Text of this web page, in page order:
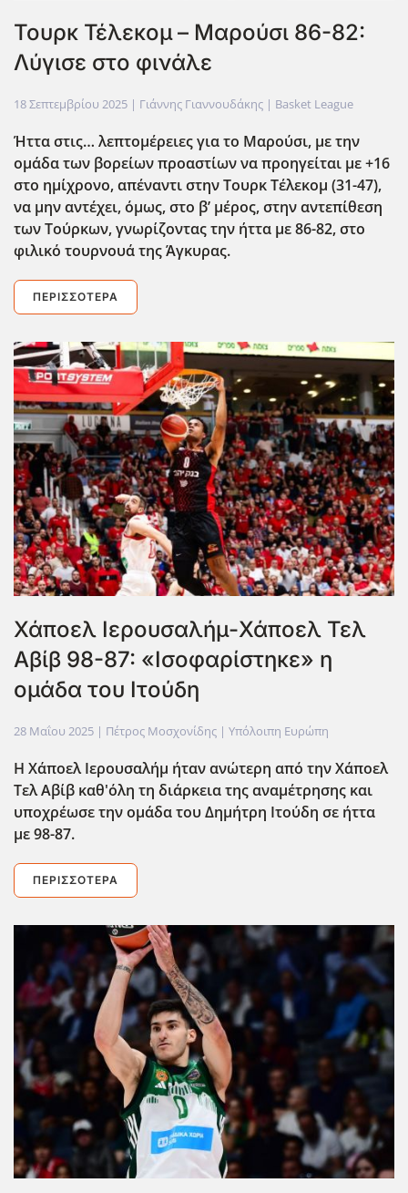
Τουρκ Τέλεκομ – Μαρούσι 86-82:
Λύγισε στο φινάλε
18 Σεπτεμβρίου 2025 | Γιάννης Γιαννουδάκης | Basket League
Ήττα στις… λεπτομέρειες για το Μαρούσι, με την
ομάδα των βορείων προαστίων να προηγείται με +16
στο ημίχρονο, απέναντι στην Τουρκ Τέλεκομ (31-47),
να μην αντέχει, όμως, στο β’ μέρος, στην αντεπίθεση
των Τούρκων, γνωρίζοντας την ήττα με 86-82, στο
φιλικό τουρνουά της Άγκυρας.
ΠΕΡΙΣΣΌΤΕΡΑ
Χάποελ Ιερουσαλήμ-Χάποελ Τελ
Αβίβ 98-87: «Ισοφαρίστηκε» η
ομάδα του Ιτούδη
28 Μαΐου 2025 | Πέτρος Μοσχονίδης | Υπόλοιπη Ευρώπη
Η Χάποελ Ιερουσαλήμ ήταν ανώτερη από την Χάποελ
Τελ Αβίβ καθ'όλη τη διάρκεια της αναμέτρησης και
υποχρέωσε την ομάδα του Δημήτρη Ιτούδη σε ήττα
με 98-87.
ΠΕΡΙΣΣΌΤΕΡΑ